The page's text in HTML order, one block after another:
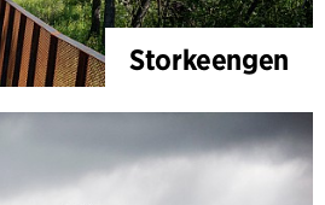
Storkeengen